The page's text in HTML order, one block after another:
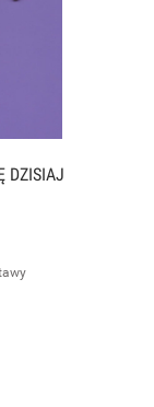
DZISIAJ